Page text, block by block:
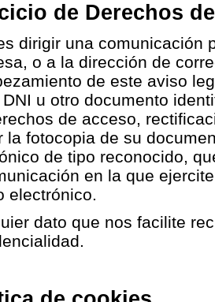
de Derechos
dirigir una comunicación
o a la dirección de
de este aviso
u otro documento
de acceso,
la fotocopia de su
de tipo reconocido,
en la que
electrónico.
dato que nos facilite